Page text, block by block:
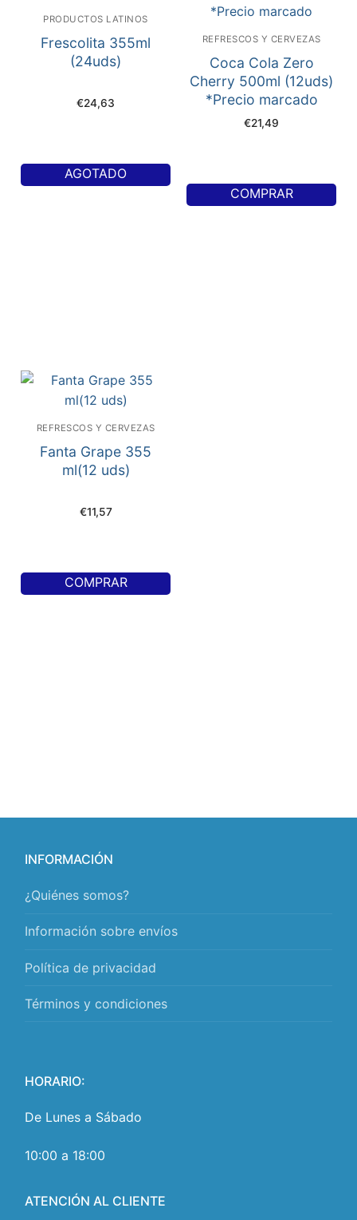
PRODUCTOS LATINOS
Frescolita 355ml
(24uds)
€24,63
AGOTADO
REFRESCOS Y CERVEZAS
Coca Cola Zero
Cherry 500ml (12uds)
*Precio marcado
€21,49
COMPRAR
REFRESCOS Y CERVEZAS
Fanta Grape 355
ml(12 uds)
€11,57
COMPRAR
INFORMACIÓN
¿Quiénes somos?
Información sobre envíos
Política de privacidad
Términos y condiciones
HORARIO:
De Lunes a Sábado
10:00 a 18:00
ATENCIÓN AL CLIENTE